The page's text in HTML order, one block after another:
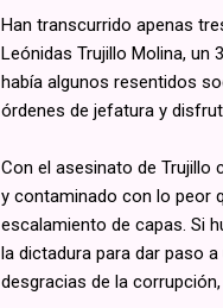
Han transcurrido apenas
Leónidas Trujillo Molina, un
había algunos resentidos
órdenes de jefatura y
Con el asesinato de Trujillo
y contaminado con lo peor
escalamiento de capas. Si
la dictadura para dar paso
desgracias de la